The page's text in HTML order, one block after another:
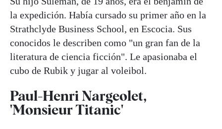
la expedición. Había cursado su primer año en la
Strathclyde Business School, en Escocia. Sus
conocidos le describen como "un gran fan de la
literatura de ciencia ficción". Le apasionaba el
cubo de Rubik y jugar al voleibol.
Paul-Henri Nargeolet,
'Monsieur Titanic'